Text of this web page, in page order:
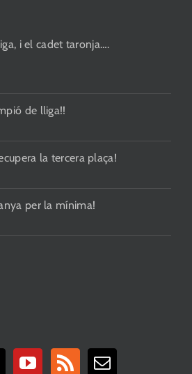
i el cadet taronja….
de lliga!!
la tercera plaça!
per la mínima!